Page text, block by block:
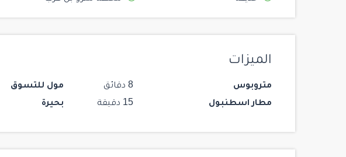
الميزات
متروبوس 8 دقائق مول للتسوق
مطار اسطنبول
15 دقيقة بحيرة